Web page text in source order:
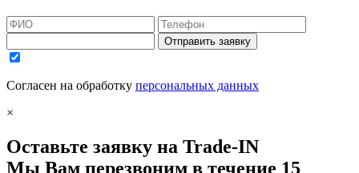
Отправить заявку
Согласен на обработку персональных данных
×
Оставьте заявку на Trade-IN
Мы Вам перезвоним в течение 15